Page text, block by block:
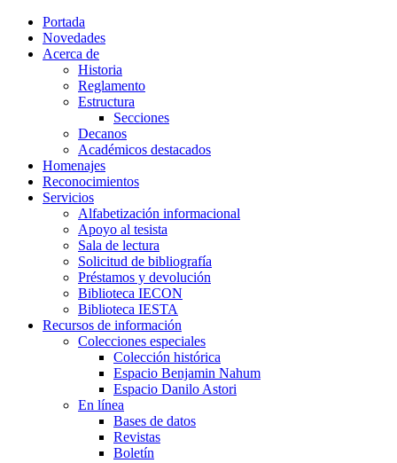
Portada
Novedades
Acerca de
Historia
Reglamento
Estructura
Secciones
Decanos
Académicos destacados
Homenajes
Reconocimientos
Servicios
Alfabetización informacional
Apoyo al tesista
Sala de lectura
Solicitud de bibliografía
Préstamos y devolución
Biblioteca IECON
Biblioteca IESTA
Recursos de información
Colecciones especiales
Colección histórica
Espacio Benjamin Nahum
Espacio Danilo Astori
En línea
Bases de datos
Revistas
Boletín